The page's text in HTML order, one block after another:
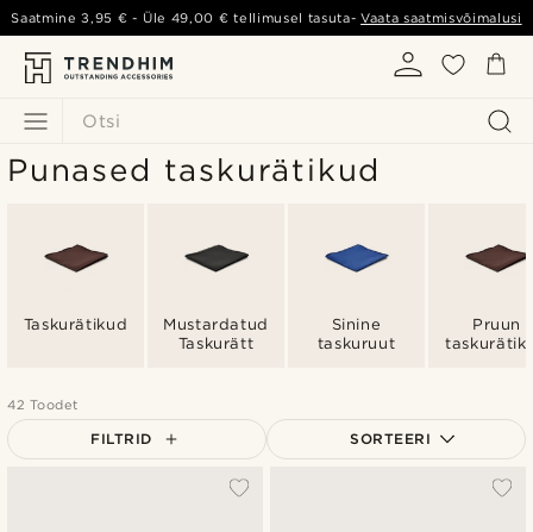
Otsi
Saatmine3,95 € - Üle 49,00 € tellimusel tasuta-Vaata saatmisvõimalusi
Punased taskurätikud
Taskurätikud
Mustardatud
Taskurätt
Sinine
taskuruut
Pruun
42 Toodet
FILTRID SORTEERI